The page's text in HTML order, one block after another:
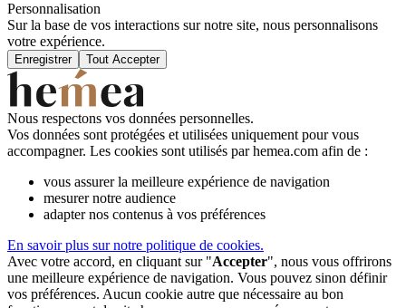
Personnalisation
Sur la base de vos interactions sur notre site, nous personnalisons
votre expérience.
Enregistrer Tout Accepter
Nous respectons vos données personnelles.
Vos données sont protégées et utilisées uniquement pour vous
accompagner. Les cookies sont utilisés par hemea.com afin de :
vous assurer la meilleure expérience de navigation
mesurer notre audience
adapter nos contenus à vos préférences
En savoir plus sur notre politique de cookies.
Avec votre accord, en cliquant sur "Accepter", nous vous offrirons
une meilleure expérience de navigation. Vous pouvez sinon définir
vos préférences. Aucun cookie autre que nécessaire au bon